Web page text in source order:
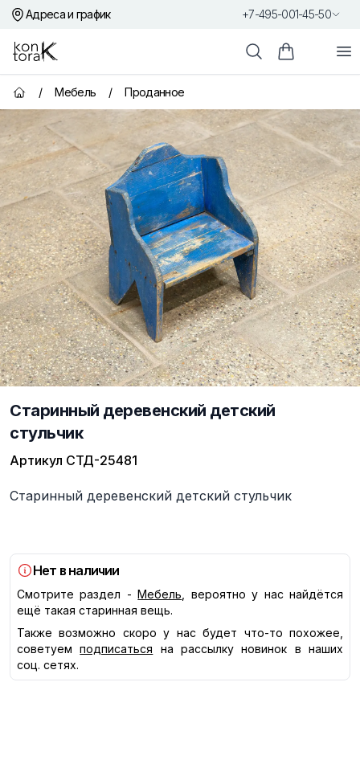
Адреса и график +7-495-001-45-50
Контора К
ПоискКорзина
Главная страница
/ Мебель / Проданное
Старинный деревенский детский
стульчик
Артикул СТД-25481
Описание
Старинный деревенский детский стульчик
Нет в наличии
Смотрите раздел - Мебель , вероятно у нас найдётся
ещё такая старинная вещь.
Также возможно скоро у нас будет что-то похожее,
советуем
подписаться
на рассылку новинок в наших
соц. сетях.